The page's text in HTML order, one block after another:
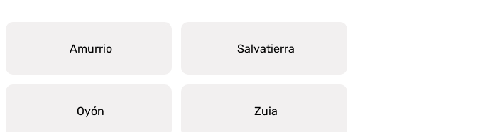
Amurrio Salvatierra
Oyón Zuia